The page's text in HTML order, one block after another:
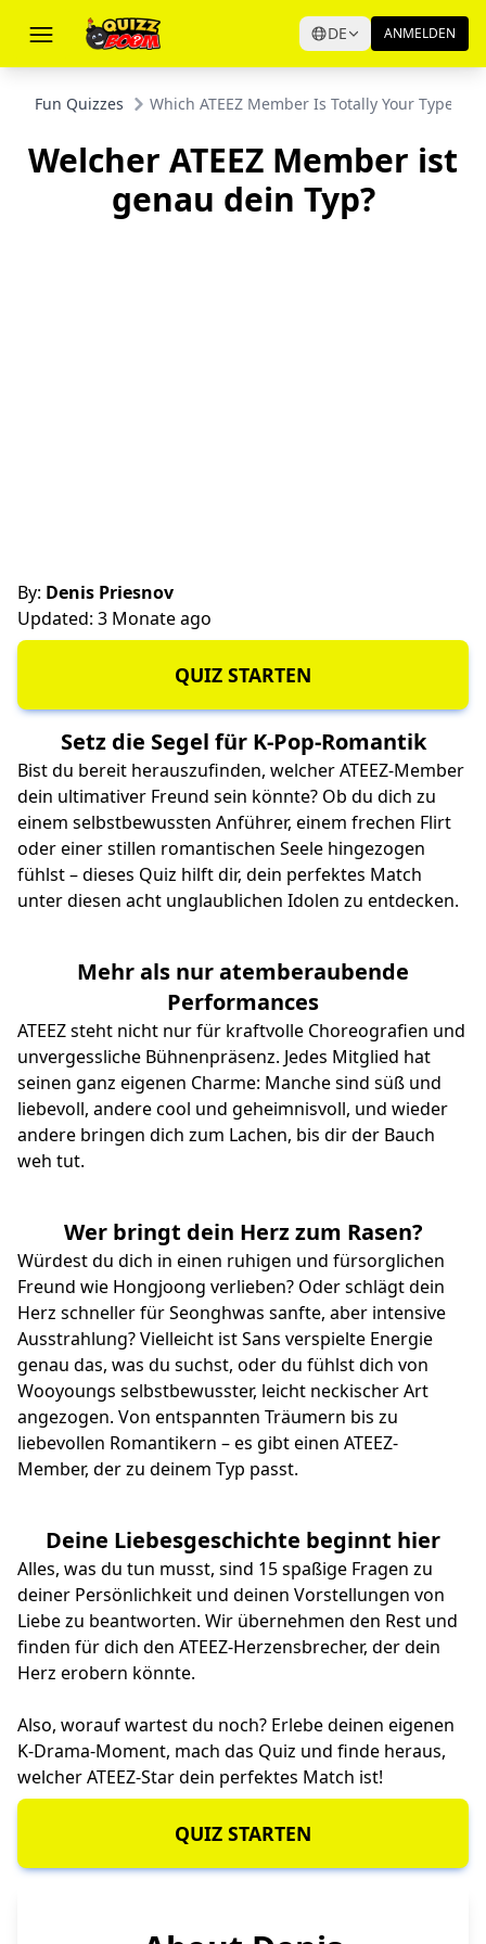
DE ANMELDEN
Fun Quizzes Which ATEEZ Member Is Totally Your Type?
Welcher ATEEZ Member ist
genau dein Typ?
By: Denis Priesnov
Updated: 3 Monate ago
QUIZ STARTEN
Setz die Segel für K‑Pop-Romantik
Bist du bereit herauszufinden, welcher ATEEZ-Member
dein ultimativer Freund sein könnte? Ob du dich zu
einem selbstbewussten Anführer, einem frechen Flirt
oder einer stillen romantischen Seele hingezogen
fühlst – dieses Quiz hilft dir, dein perfektes Match
unter diesen acht unglaublichen Idolen zu entdecken.
Mehr als nur atemberaubende
Performances
ATEEZ steht nicht nur für kraftvolle Choreografien und
unvergessliche Bühnenpräsenz. Jedes Mitglied hat
seinen ganz eigenen Charme: Manche sind süß und
liebevoll, andere cool und geheimnisvoll, und wieder
andere bringen dich zum Lachen, bis dir der Bauch
weh tut.
Wer bringt dein Herz zum Rasen?
Würdest du dich in einen ruhigen und fürsorglichen
Freund wie Hongjoong verlieben? Oder schlägt dein
Herz schneller für Seonghwas sanfte, aber intensive
Ausstrahlung? Vielleicht ist Sans verspielte Energie
genau das, was du suchst, oder du fühlst dich von
Wooyoungs selbstbewusster, leicht neckischer Art
angezogen. Von entspannten Träumern bis zu
liebevollen Romantikern – es gibt einen ATEEZ-
Member, der zu deinem Typ passt.
Deine Liebesgeschichte beginnt hier
Alles, was du tun musst, sind 15 spaßige Fragen zu
deiner Persönlichkeit und deinen Vorstellungen von
Liebe zu beantworten. Wir übernehmen den Rest und
finden für dich den ATEEZ-Herzensbrecher, der dein
Herz erobern könnte.
Also, worauf wartest du noch? Erlebe deinen eigenen
K‑Drama-Moment, mach das Quiz und finde heraus,
welcher ATEEZ-Star dein perfektes Match ist!
QUIZ STARTEN